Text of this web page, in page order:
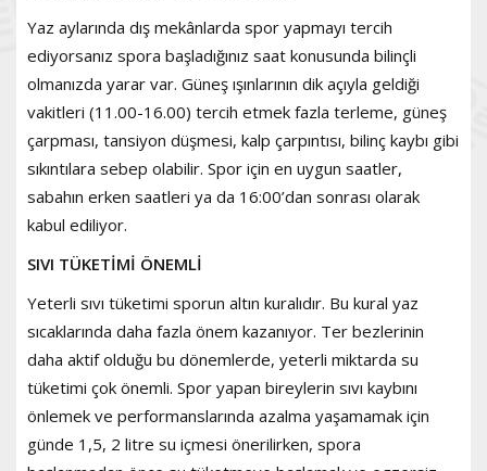
Yaz aylarında dış mekânlarda spor yapmayı tercih
ediyorsanız spora başladığınız saat konusunda bilinçli
olmanızda yarar var. Güneş ışınlarının dik açıyla geldiği
vakitleri (11.00-16.00) tercih etmek fazla terleme, güneş
çarpması, tansiyon düşmesi, kalp çarpıntısı, bilinç kaybı gibi
sıkıntılara sebep olabilir. Spor için en uygun saatler,
sabahın erken saatleri ya da 16:00’dan sonrası olarak
kabul ediliyor.
SIVI TÜKETİMİ ÖNEMLİ
Yeterli sıvı tüketimi sporun altın kuralıdır. Bu kural yaz
sıcaklarında daha fazla önem kazanıyor. Ter bezlerinin
daha aktif olduğu bu dönemlerde, yeterli miktarda su
tüketimi çok önemli. Spor yapan bireylerin sıvı kaybını
önlemek ve performanslarında azalma yaşamamak için
günde 1,5, 2 litre su içmesi önerilirken, spora